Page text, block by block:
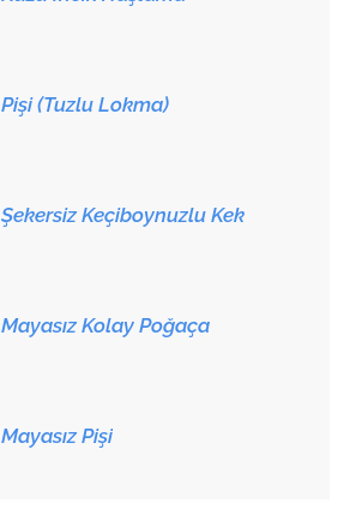
Pişi (Tuzlu Lokma)
Şekersiz Keçiboynuzlu Kek
Mayasız Kolay Poğaça
Mayasız Pişi